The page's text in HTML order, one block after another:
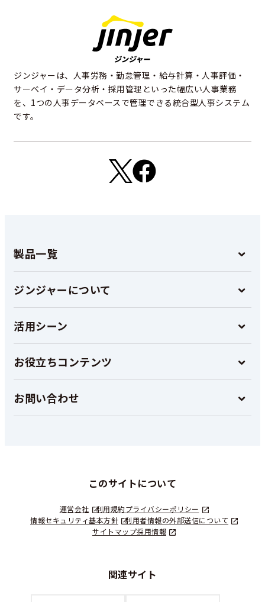
ジンジャーは、人事労務・勤怠管理・給与計算・人事評価・
サーベイ・データ分析・採用管理といった幅広い人事業務
を、1つの人事データベースで管理できる統合型人事システム
です。
製品一覧
ジンジャーについて
活用シーン
お役立ちコンテンツ
お問い合わせ
このサイトについて
運営会社 利用規約プライバシーポリシー
情報セキュリティ基本方針
利用者情報の外部送信について
サイトマップ採用情報
関連サイト